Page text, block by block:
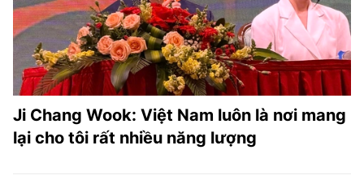
Ji Chang Wook: Việt Nam luôn là nơi mang
lại cho tôi rất nhiều năng lượng